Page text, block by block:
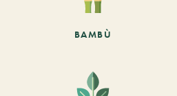
BAMBÙ